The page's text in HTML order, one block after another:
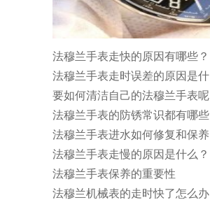
法穆兰手表走快的原因有哪些？
法穆兰手表走时误差的原因是什
要如何清洁自己的法穆兰手表呢
法穆兰手表的防锈常识都有哪些
法穆兰手表进水如何修复和保养
法穆兰手表走慢的原因是什么？
法穆兰手表保养的重要性
法穆兰机械表的走时快了怎么办